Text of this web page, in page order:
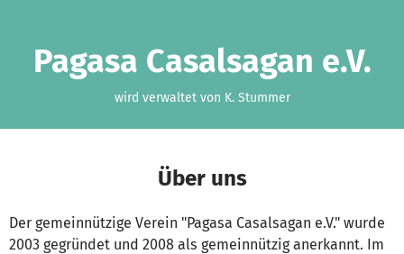
Pagasa Casalsagan e.V.
wird verwaltet von K. Stummer
Über uns
Der gemeinnützige Verein "Pagasa Casalsagan e.V." wurde
2003 gegründet und 2008 als gemeinnützig anerkannt. Im